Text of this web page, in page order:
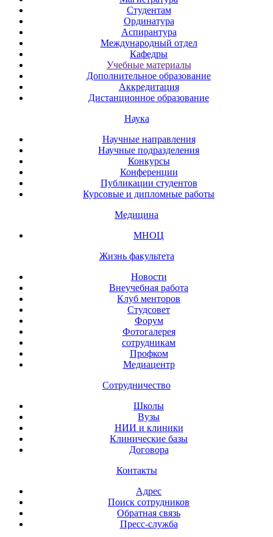
Студентам
Ординатура
Аспирантура
Международный отдел
Кафедры
Учебные материалы
Дополнительное образование
Аккредитация
Дистанционное образование
Наука
Научные направления
Научные подразделения
Конкурсы
Конференции
Публикации студентов
Курсовые и дипломные работы
Медицина
МНОЦ
Жизнь факультета
Новости
Внеучебная работа
Клуб менторов
Студсовет
Форум
Фотогалерея
сотрудникам
Профком
Медиацентр
Сотрудничество
Школы
Вузы
НИИ и клиники
Клинические базы
Договора
Контакты
Адрес
Поиск сотрудников
Обратная связь
Пресс-служба